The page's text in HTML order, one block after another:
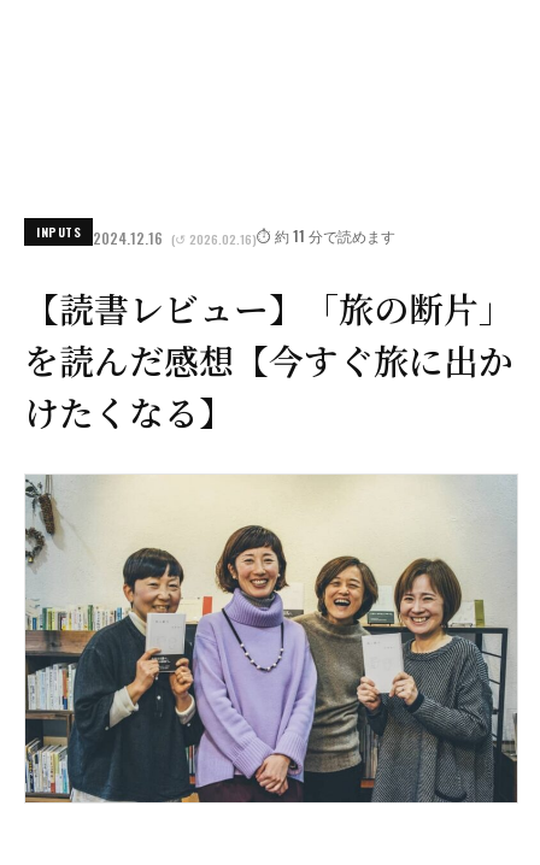
INPUTS 2024.12.16 (↺ 2026.02.16)⏱️ 約 11 分で読めます
【読書レビュー】「旅の断片」
を読んだ感想【今すぐ旅に出か
けたくなる】